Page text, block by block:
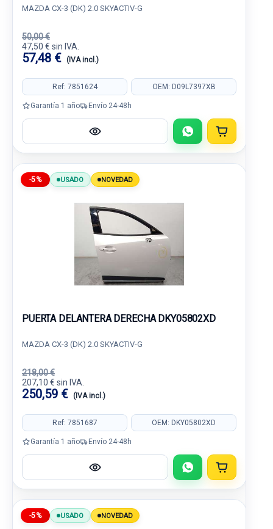
MAZDA CX-3 (DK) 2.0 SKYACTIV-G
50,00 €
47,50 € sin IVA.
57,48 € (IVA incl.)
Ref: 7851624 OEM: D09L7397XB
Garantía 1 año Envío 24-48h
-5% USADO NOVEDAD
PUERTA DELANTERA DERECHA DKY05802XD
MAZDA CX-3 (DK) 2.0 SKYACTIV-G
218,00 €
207,10 € sin IVA.
250,59 € (IVA incl.)
Ref: 7851687 OEM: DKY05802XD
Garantía 1 año Envío 24-48h
-5% USADO NOVEDAD